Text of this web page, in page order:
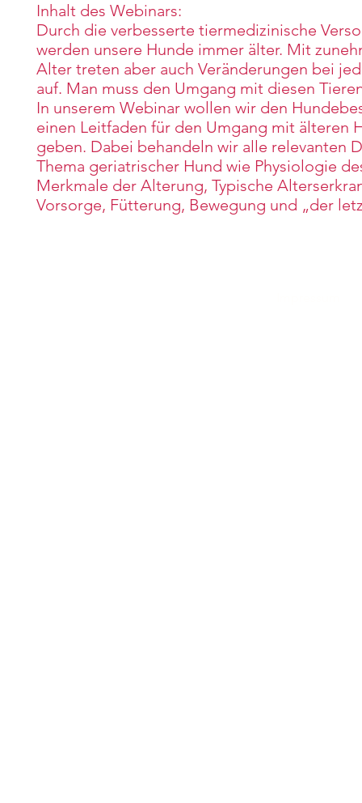
Inhalt des Webinars:
Durch die verbesserte tiermedizinische
werden unsere Hunde immer älter. Mit
Alter treten aber auch Veränderungen bei
auf. Man muss den Umgang mit diesen
In unserem Webinar wollen wir den
einen Leitfaden für den Umgang mit älteren
geben. Dabei behandeln wir alle relevanten
Thema geriatrischer Hund wie Physiologie
Merkmale der Alterung, Typische
Vorsorge, Fütterung, Bewegung und „der